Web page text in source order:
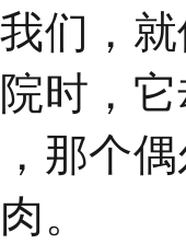
们，
时，
那个
。